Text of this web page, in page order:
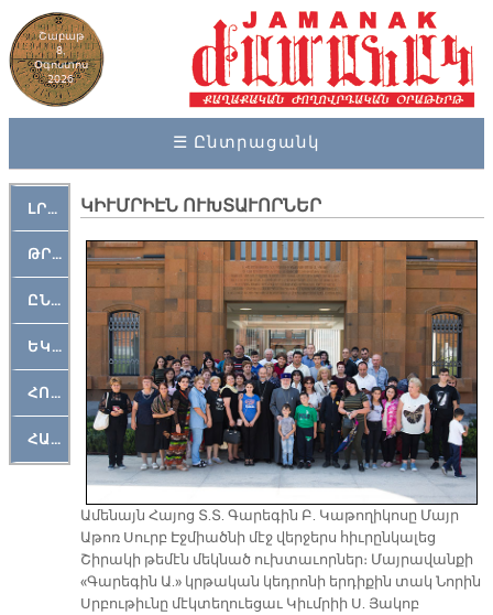
Շաբաթ
8,
Օգոստոս
2026
☰ Ընտրացանկ
ԼՐԱՀՈՍ
ԹՐՔԱՀԱՅ ԿԵԱՆՔ
ԸՆԿԵՐԱՄՇԱԿՈՒԹԱՅԻՆ
ԵԿԵՂԵՑԱԿԱՆ
ՀՈԳԵՄՏԱՒՈՐ
ՀԱՐԹԱԿ
ԿԻՒՄՐԻԷՆ ՈՒԽՏԱՒՈՐՆԵՐ
Ամենայն Հայոց Տ.Տ. Գարեգին Բ. Կաթողիկոսը Մայր
Աթոռ Սուրբ Էջմիածնի մէջ վերջերս հիւրընկալեց
Շիրակի թեմէն մեկնած ուխտաւորներ։ Մայրավանքի
«Գարեգին Ա.» կրթական կեդրոնի երդիքին տակ Նորին
Սրբութիւնը մէկտեղուեցաւ Կիւմրիի Ս. Յակոբ